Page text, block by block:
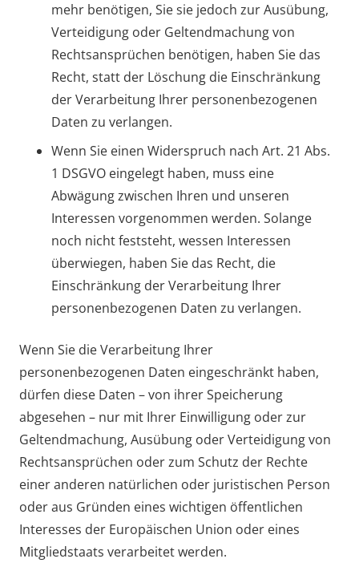
mehr benötigen, Sie sie jedoch zur Ausübung,
Verteidigung oder Geltendmachung von
Rechtsansprüchen benötigen, haben Sie das
Recht, statt der Löschung die Einschränkung
der Verarbeitung Ihrer personenbezogenen
Daten zu verlangen.
Wenn Sie einen Widerspruch nach Art. 21 Abs.
1 DSGVO eingelegt haben, muss eine
Abwägung zwischen Ihren und unseren
Interessen vorgenommen werden. Solange
noch nicht feststeht, wessen Interessen
überwiegen, haben Sie das Recht, die
Einschränkung der Verarbeitung Ihrer
personenbezogenen Daten zu verlangen.
Wenn Sie die Verarbeitung Ihrer
personenbezogenen Daten eingeschränkt haben,
dürfen diese Daten – von ihrer Speicherung
abgesehen – nur mit Ihrer Einwilligung oder zur
Geltendmachung, Ausübung oder Verteidigung von
Rechtsansprüchen oder zum Schutz der Rechte
einer anderen natürlichen oder juristischen Person
oder aus Gründen eines wichtigen öffentlichen
Interesses der Europäischen Union oder eines
Mitgliedstaats verarbeitet werden.